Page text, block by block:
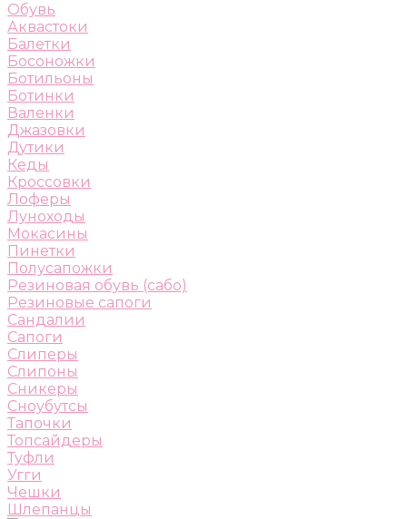
Обувь
Аквастоки
Балетки
Босоножки
Ботильоны
Ботинки
Валенки
Джазовки
Дутики
Кеды
Кроссовки
Лоферы
Луноходы
Мокасины
Пинетки
Полусапожки
Резиновая обувь (сабо)
Резиновые сапоги
Сандалии
Сапоги
Слиперы
Слипоны
Сникеры
Сноубутсы
Тапочки
Топсайдеры
Туфли
Угги
Чешки
Шлепанцы